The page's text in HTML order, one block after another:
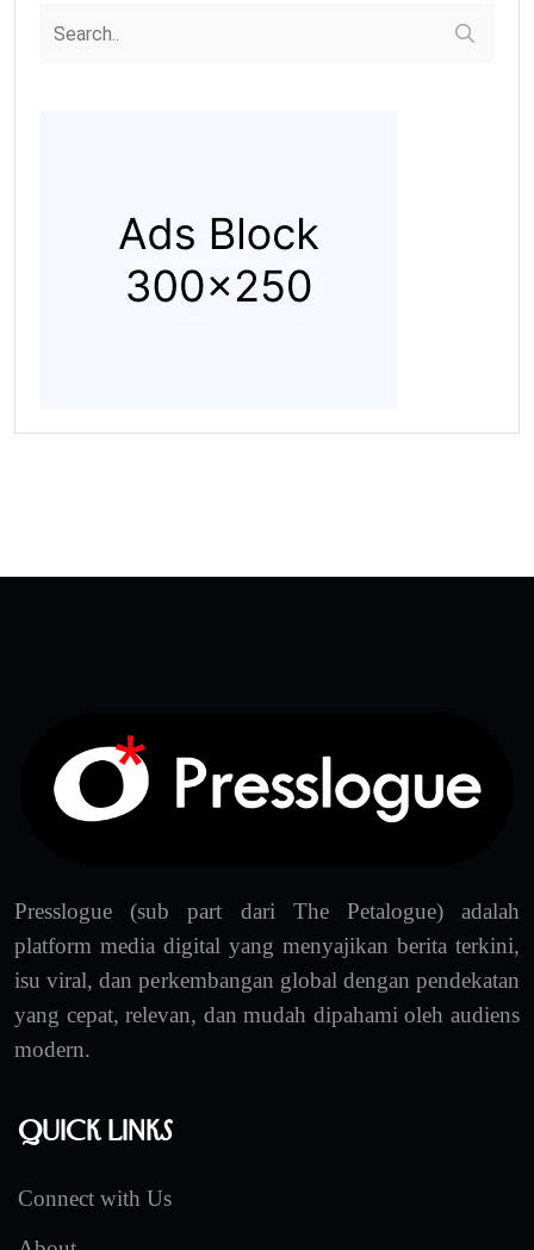
Presslogue (sub part dari The Petalogue) adalah
platform media digital yang menyajikan berita terkini,
isu viral, dan perkembangan global dengan pendekatan
yang cepat, relevan, dan mudah dipahami oleh audiens
modern.
Quick Links
Connect with Us